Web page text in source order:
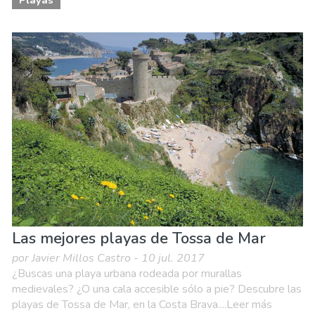
Las mejores playas de Tossa de Mar
por Javier Millos Castro - 10 jul. 2017
¿Buscas una playa urbana rodeada por murallas
medievales? ¿O una cala accesible sólo a pie? Descubre las
playas de Tossa de Mar, en la Costa Brava....Leer más